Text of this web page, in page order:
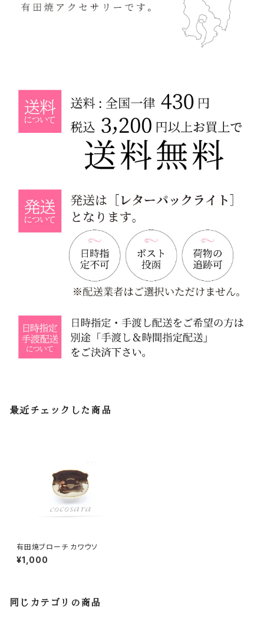
最近チェックした商品
有田焼ブローチ カワウソ
¥1,000
同じカテゴリの商品